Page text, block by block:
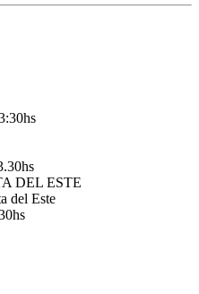
DEL ESTE
del Este